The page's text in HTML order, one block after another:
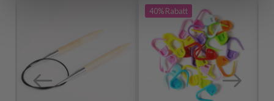
40%Rabatt